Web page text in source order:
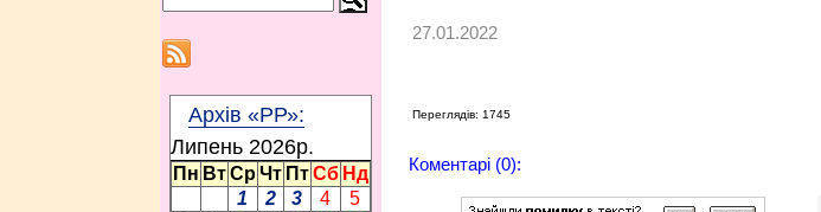
Архів «РР»:
Липень 2026p.
Пн Вт Ср Чт Пт Сб Нд
1
2 3 4
5
27.01.2022
Переглядів: 1745
Коментарі (0):